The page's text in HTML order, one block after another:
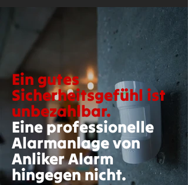
Ein gutes
Sicherheitsgefühl ist
unbezahlbar.
Eine professionelle
Alarmanlage von
Anliker Alarm
hingegen nicht.